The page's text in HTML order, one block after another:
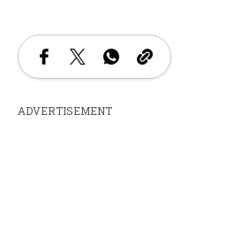
ADVERTISEMENT